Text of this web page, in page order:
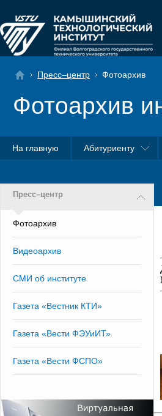
Пресс–центр Фотоархив
Фотоархив
На главную Абитуриенту
Пресс–центр
Фотоархив
Видеоархив
СМИ об институте
Газета «Вестник КТИ»
Газета «Вести ФЭУиИТ»
Газета «Вести ФСПО»